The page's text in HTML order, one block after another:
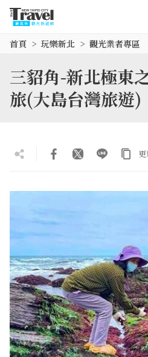
首頁 玩樂新北 觀光業者專區
三貂角-新北極東
旅(大島台灣旅遊)